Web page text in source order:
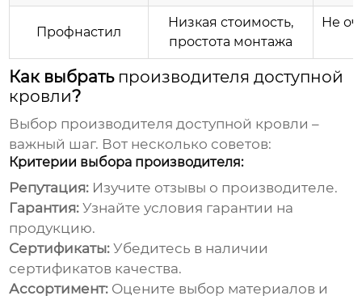
Профнастил
Низкая стоимость,
простота монтажа
Не
Как выбрать производителя доступной
кровли?
Выбор производителя доступной кровли –
важный шаг. Вот несколько советов:
Критерии выбора производителя:
Репутация: Изучите отзывы о производителе.
Гарантия: Узнайте условия гарантии на
продукцию.
Сертификаты: Убедитесь в наличии
сертификатов качества.
Ассортимент: Оцените выбор материалов и